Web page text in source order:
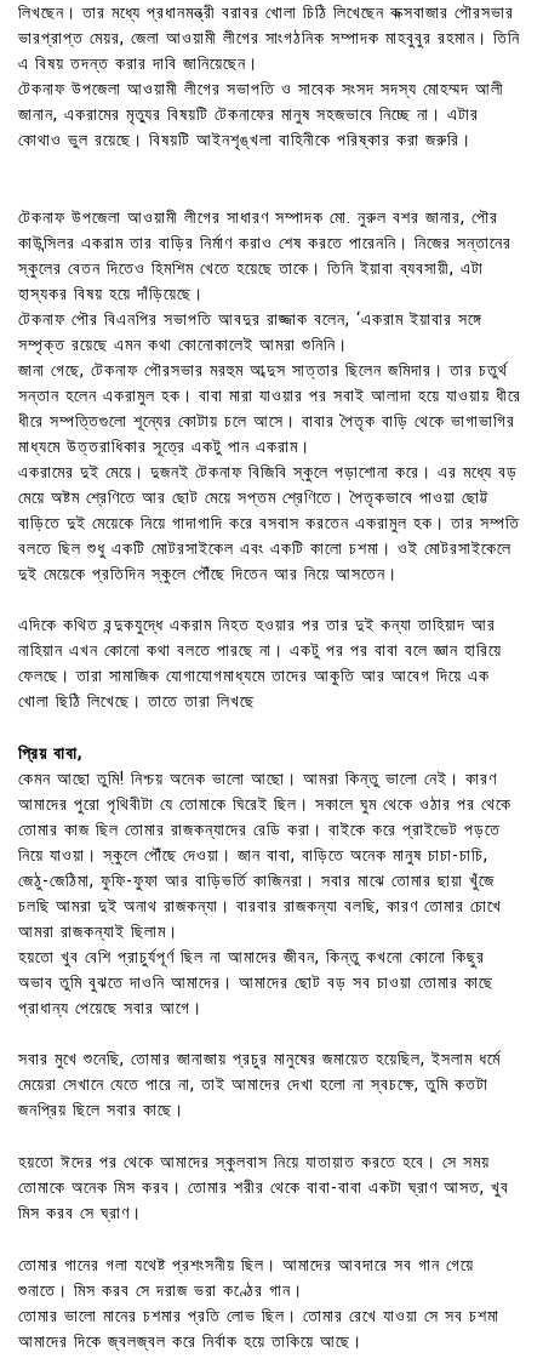
লিখছেন। তার মধ্যে প্রধানমন্ত্রী বরাবর খোলা চিঠি লিখেছেন কক্সবাজার পৌরসভার
ভারপ্রাপ্ত মেয়র, জেলা আওয়ামী লীগের সাংগঠনিক সম্পাদক মাহবুবুর রহমান। তিনি
এ বিষয় তদন্ত করার দাবি জানিয়েছেন।
টেকনাফ উপজেলা আওয়ামী লীগের সভাপতি ও সাবেক সংসদ সদস্য মোহম্মদ আলী
জানান, একরামের মৃত্যুর বিষয়টি টেকনাফের মানুষ সহজভাবে নিচ্ছে না। এটার
কোথাও ভুল রয়েছে। বিষয়টি আইনশৃঙ্খলা বাহিনীকে পরিষ্কার করা জরুরি।
টেকনাফ উপজেলা আওয়ামী লীগের সাধারণ সম্পাদক মো. নুরুল বশর জানার, পৌর
কাউন্সিলর একরাম তার বাড়ির নির্মাণ করাও শেষ করতে পারেননি। নিজের সন্তানের
স্কুলের বেতন দিতেও হিমশিম খেতে হয়েছে তাকে। তিনি ইয়াবা ব্যবসায়ী, এটা
হাস্যকর বিষয় হয়ে দাঁড়িয়েছে।
টেকনাফ পৌর বিএনপির সভাপতি আবদুর রাজ্জাক বলেন, ‘একরাম ইয়াবার সঙ্গে
সম্পৃক্ত রয়েছে এমন কথা কোনোকালেই আমরা শুনিনি।
জানা গেছে, টেকনাফ পৌরসভার মরহুম আব্দুস সাত্তার ছিলেন জমিদার। তার চতুর্থ
সন্তান হলেন একরামুল হক। বাবা মারা যাওয়ার পর সবাই আলাদা হয়ে যাওয়ায় ধীরে
ধীরে সম্পত্তিগুলো শূন্যের কোটায় চলে আসে। বাবার পৈতৃক বাড়ি থেকে ভাগাভাগির
মাধ্যমে উত্তরাধিকার সূত্রে একটু পান একরাম।
একরামের দুই মেয়ে। দুজনই টেকনাফ বিজিবি স্কুলে পড়াশোনা করে। এর মধ্যে বড়
মেয়ে অষ্টম শ্রেণিতে আর ছোট মেয়ে সপ্তম শ্রেণিতে। পৈতৃকভাবে পাওয়া ছোট্ট
বাড়িতে দুই মেয়েকে নিয়ে গাদাগাদি করে বসবাস করতেন একরামুল হক। তার সম্পতি
বলতে ছিল শুধু একটি মোটরসাইকেল এবং একটি কালো চশমা। ওই মোটরসাইকেলে
দুই মেয়েকে প্রতিদিন স্কুলে পৌঁছে দিতেন আর নিয়ে আসতেন।
এদিকে কথিত বন্দুকযুদ্ধে একরাম নিহত হওয়ার পর তার দুই কন্যা তাহিয়াদ আর
নাহিয়ান এখন কোনো কথা বলতে পারছে না। একটু পর পর বাবা বলে জ্ঞান হারিয়ে
ফেলছে। তারা সামাজিক যোগাযোগমাধ্যমে তাদের আকুতি আর আবেগ দিয়ে এক
খোলা ছিঠি লিখেছে। তাতে তারা লিখছে
প্রিয় বাবা,
কেমন আছো তুমি! নিশ্চয় অনেক ভালো আছো। আমরা কিন্তু ভালো নেই। কারণ
আমাদের পুরো পৃথিবীটা যে তোমাকে ঘিরেই ছিল। সকালে ঘুম থেকে ওঠার পর থেকে
তোমার কাজ ছিল তোমার রাজকন্যাদের রেডি করা। বাইকে করে প্রাইভেট পড়তে
নিয়ে যাওয়া। স্কুলে পৌঁছে দেওয়া। জান বাবা, বাড়িতে অনেক মানুষ চাচা-চাচি,
জেঠু-জেঠিমা, ফুফি-ফুফা আর বাড়িভর্তি কাজিনরা। সবার মাঝে তোমার ছায়া খুঁজে
চলছি আমরা দুই অনাথ রাজকন্যা। বারবার রাজকন্যা বলছি, কারণ তোমার চোখে
আমরা রাজকন্যাই ছিলাম।
হয়তো খুব বেশি প্রাচুর্যপূর্ণ ছিল না আমাদের জীবন, কিন্তু কখনো কোনো কিছুর
অভাব তুমি বুঝতে দাওনি আমাদের। আমাদের ছোট বড় সব চাওয়া তোমার কাছে
প্রাধান্য পেয়েছে সবার আগে।
সবার মুখে শুনেছি, তোমার জানাজায় প্রচুর মানুষের জমায়েত হয়েছিল, ইসলাম ধর্মে
মেয়েরা সেখানে যেতে পারে না, তাই আমাদের দেখা হলো না স্বচক্ষে, তুমি কতটা
জনপ্রিয় ছিলে সবার কাছে।
হয়তো ঈদের পর থেকে আমাদের স্কুলবাস নিয়ে যাতায়াত করতে হবে। সে সময়
তোমাকে অনেক মিস করব। তোমার শরীর থেকে বাবা-বাবা একটা ঘ্রাণ আসত, খুব
মিস করব সে ঘ্রাণ।
তোমার গানের গলা যথেষ্ট প্রশংসনীয় ছিল। আমাদের আবদারে সব গান গেয়ে
শুনাতে। মিস করব সে দরাজ ভরা কণ্ঠের গান।
তোমার ভালো মানের চশমার প্রতি লোভ ছিল। তোমার রেখে যাওয়া সে সব চশমা
আমাদের দিকে জ্বলজ্বল করে নির্বাক হয়ে তাকিয়ে আছে।